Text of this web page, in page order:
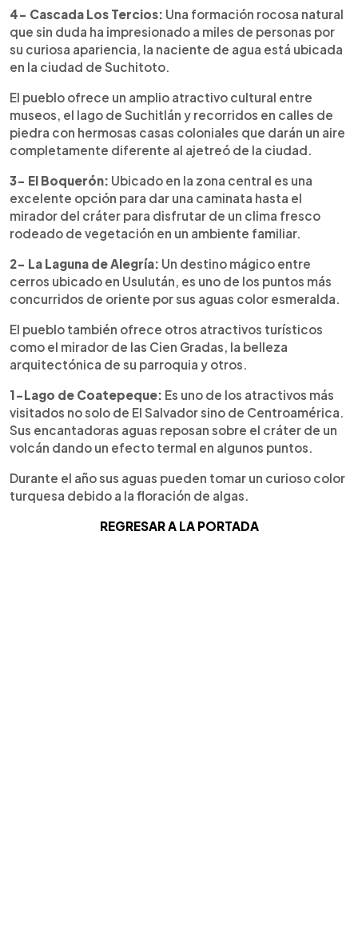
4- Cascada Los Tercios: Una formación rocosa natural
que sin duda ha impresionado a miles de personas por
su curiosa apariencia, la naciente de agua está ubicada
en la ciudad de Suchitoto.
El pueblo ofrece un amplio atractivo cultural entre
museos, el lago de Suchitlán y recorridos en calles de
piedra con hermosas casas coloniales que darán un aire
completamente diferente al ajetreó de la ciudad.
3- El Boquerón: Ubicado en la zona central es una
excelente opción para dar una caminata hasta el
mirador del cráter para disfrutar de un clima fresco
rodeado de vegetación en un ambiente familiar.
2- La Laguna de Alegría: Un destino mágico entre
cerros ubicado en Usulután, es uno de los puntos más
concurridos de oriente por sus aguas color esmeralda.
El pueblo también ofrece otros atractivos turísticos
como el mirador de las Cien Gradas, la belleza
arquitectónica de su parroquia y otros.
1-Lago de Coatepeque: Es uno de los atractivos más
visitados no solo de El Salvador sino de Centroamérica.
Sus encantadoras aguas reposan sobre el cráter de un
volcán dando un efecto termal en algunos puntos.
Durante el año sus aguas pueden tomar un curioso color
turquesa debido a la floración de algas.
REGRESAR A LA PORTADA